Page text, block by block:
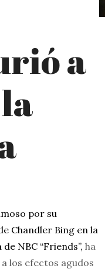
a
por su
Chandler Bing en la
NBC “Friends”,ha
los efectos agudos